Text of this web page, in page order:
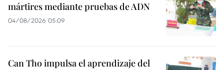
mártires mediante pruebas de ADN
04/08/2026 05:09
Can Tho impulsa el aprendizaje del